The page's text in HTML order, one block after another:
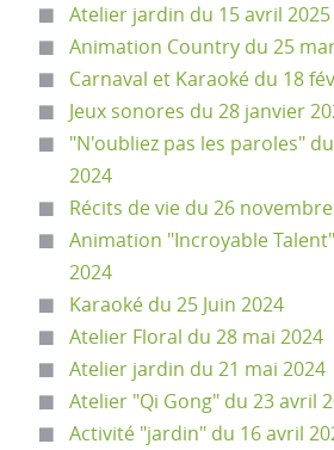
Atelier jardin du 15 avril 2025
Animation Country du 25
Carnaval et Karaoké du 18
Jeux sonores du 28 janvier
"N'oubliez pas les paroles"
2024
Récits de vie du 26
Animation "Incroyable
2024
Karaoké du 25 Juin 2024
Atelier Floral du 28 mai 2024
Atelier jardin du 21 mai 2024
Atelier "Qi Gong" du 23 avril
Activité "jardin" du 16 avril